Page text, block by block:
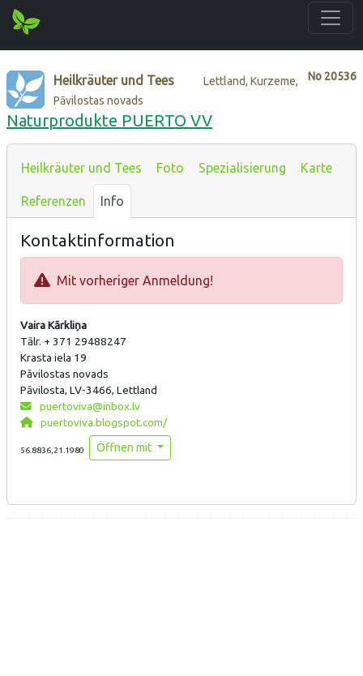
No 20536
Heilkräuter und Tees
Lettland, Kurzeme,
Pāvilostas novads
Naturprodukte PUERTO VV
Heilkräuter und Tees Foto Spezialisierung Karte
Referenzen Info
Kontaktinformation
Mit vorheriger Anmeldung!
Vaira Kārkliņa
Tālr. + 371 29488247
Krasta iela 19
Pāvilostas novads
Pāvilosta, LV-3466, Lettland
puertoviva@inbox.lv
puertoviva.blogspot.com/
56.8836,21.1980 Öffnen mit